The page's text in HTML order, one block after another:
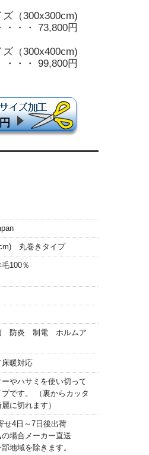
（300x300cm)
・・・ 73,800円
（300x400cm)
・・・ 99,800円
丸巻きタイプ
100％
防炎 制電 ホルムア
暖対応
やハサミを使い切って
です。 （裏からカッタ
に切れます）
せ4日～7日後出荷
場合メーカー直送
地域を除きます。